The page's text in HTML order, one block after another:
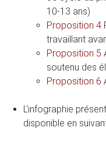
10-13 ans)
Proposition 4
travaillant
Proposition 5
soutenu des
Proposition 6
L'infographie
disponible en